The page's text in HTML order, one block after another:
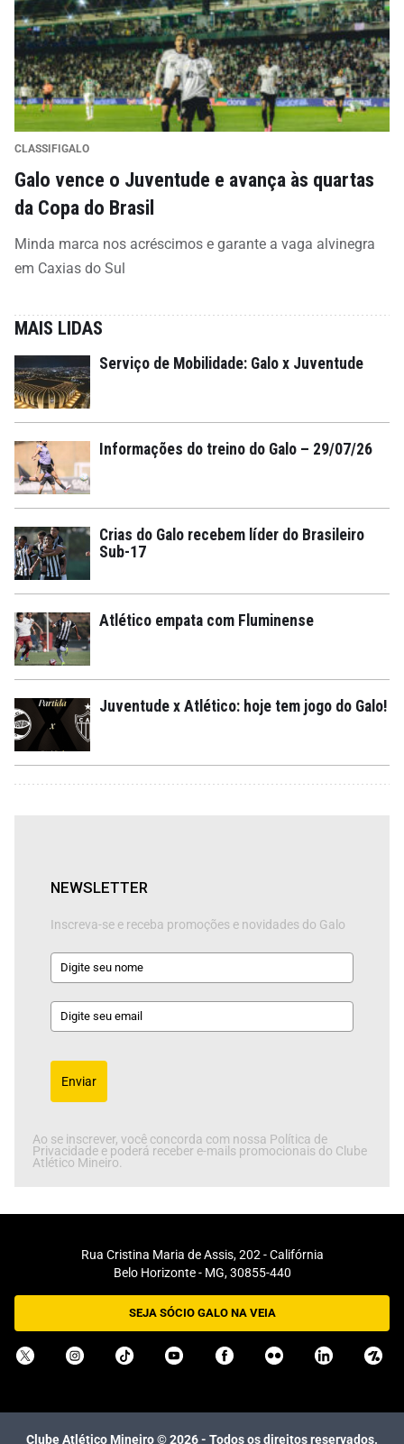
CLASSIFIGALO
Galo vence o Juventude e avança às quartas
da Copa do Brasil
Minda marca nos acréscimos e garante a vaga alvinegra
em Caxias do Sul
MAIS LIDAS
Serviço de Mobilidade: Galo x Juventude
Informações do treino do Galo – 29/07/26
Crias do Galo recebem líder do Brasileiro
Sub-17
Atlético empata com Fluminense
Juventude x Atlético: hoje tem jogo do Galo!
NEWSLETTER
Inscreva-se e receba promoções e novidades do Galo
Enviar
Ao se inscrever, você concorda com nossa Política de
Privacidade e poderá receber e-mails promocionais do Clube
Atlético Mineiro.
Rua Cristina Maria de Assis, 202 - Califórnia
Belo Horizonte - MG, 30855-440
SEJA SÓCIO GALO NA VEIA
Clube Atlético Mineiro ©2026- Todos os direitos reservados.